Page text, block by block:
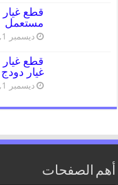
مستعمل
ديسمبر 1, 2023
غيار دودج
ديسمبر 1, 2023
أهم الصفحات